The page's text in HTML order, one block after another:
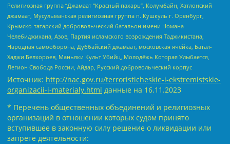
Религиозная группа “Джамаат “Красный пахарь”, Колумбайн, Хатлонский
джамаат, Мусульманская религиозная группа п. Кушкуль г. Оренбург,
Крымско-татарский добровольческий батальон имени Номана
Челебиджихана, Азов, Партия исламского возрождения Таджикистана,
Народная самооборона, Дуббайский джамаат, московская ячейка, Батал-
Хаджи Белхороев, Маньяки Культ Убийц, Молодёжь Которая Улыбается,
Легион Свобода России, Айдар, Русский добровольческий корпус
Источник: http://nac.gov.ru/terroristicheskie-i-ekstremistskie-
organizacii-i-materialy.html данные на 16.11.2023
* Перечень общественных объединений и религиозных
организаций в отношении которых судом принято
вступившее в законную силу решение о ликвидации или
запрете деятельности: